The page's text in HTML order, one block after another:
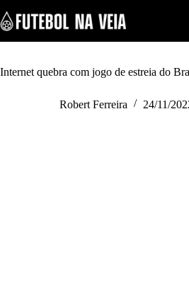
k
i
p
o
Internet quebra com jogo de estreia do
Robert Ferreira 24/11/